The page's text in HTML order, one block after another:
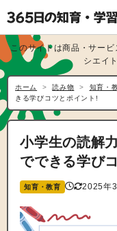
このサイトは商品・サー
シエイ
ホーム 読み物 知育・
きる学びコツとポイント!
小学生の読解
でできる学び
知育・教育 2025年